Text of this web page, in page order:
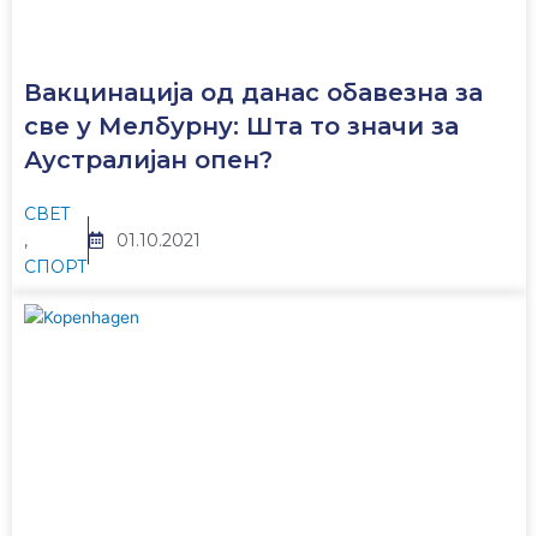
Вакцинација од данас обавезна за
све у Мелбурну: Шта то значи за
Аустралијан опен?
СВЕТ
,
СПОРТ
01.10.2021